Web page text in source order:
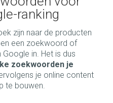
ranking
zijn naar de producten
een zoekwoord of
in. Het is dus
zoekwoorden je
je online content
te bouwen.